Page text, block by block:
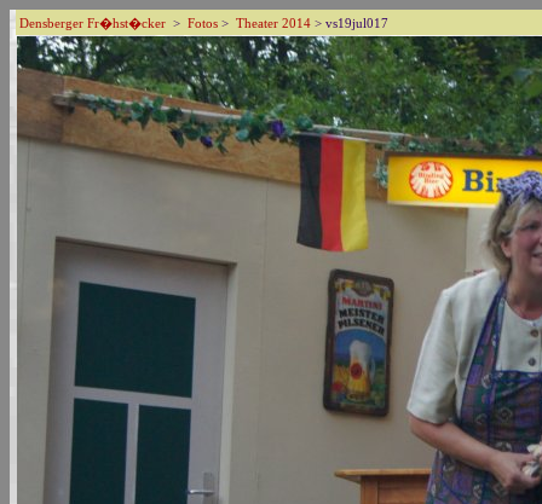
Densberger Fr�hst�cker > Fotos > Theater 2014 > vs19jul017